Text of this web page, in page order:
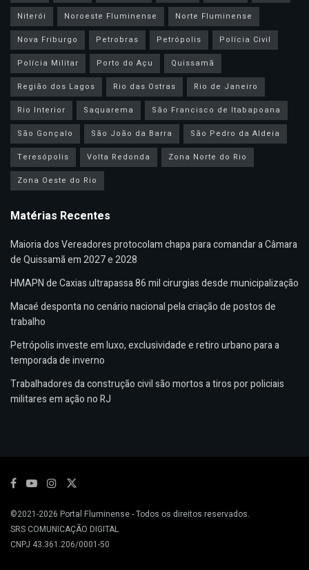
Niterói
Noroeste Fluminense
Norte Fluminense
Nova Friburgo
Petrobras Petrópolis
Polícia Civil
Polícia Militar
Porto do Açu
Quissamã
Região dos Lagos
Rio das Ostras
Rio de Janeiro
Rio Interior
Saquarema
São Francisco de Itabapoana
São Gonçalo
São João da Barra
São Pedro da Aldeia
Teresópolis
Volta Redonda
Zona Norte do Rio
Zona Oeste do Rio
Matérias Recentes
Maioria dos Vereadores protocolam chapa para comandar a Câmara
de Quissamã em 2027 e 2028
HMAPN de Caxias ultrapassa 86 mil cirurgias desde municipalização
Macaé desponta no cenário nacional pela criação de postos de
trabalho
Petrópolis investe em luxo, exclusividade e retiro urbano para a
temporada de inverno
Trabalhadores da construção civil são mortos a tiros por policiais
militares em ação no RJ
©2021-2026 Portal Fluminense- Todos os direitos reservados.
SRS COMUNICAÇÃO DIGITAL
CNPJ 43.361.206/0001-50